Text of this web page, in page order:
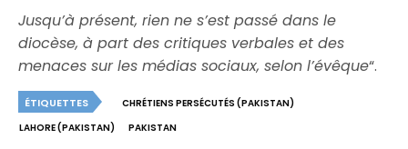
Jusqu’à présent, rien ne s’est passé dans le
diocèse, à part des critiques verbales et des
menaces sur les médias sociaux, selon l’évêque“.
ÉTIQUETTES
CHRÉTIENS PERSÉCUTÉS (PAKISTAN)
LAHORE (PAKISTAN)
PAKISTAN